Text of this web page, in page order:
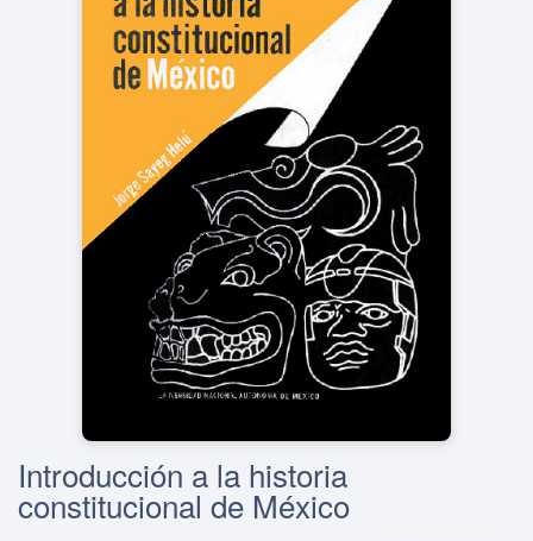
Introducción a la historia
constitucional de México